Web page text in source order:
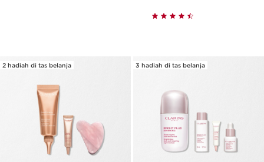
2 hadiah di tas belanja 3 hadiah di tas belanja